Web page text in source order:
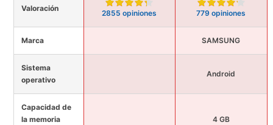
Valoración
2855 opiniones 779 opiniones
Marca SAMSUNG
Sistema
operativo
Android
Capacidad de
la memoria
4 GB